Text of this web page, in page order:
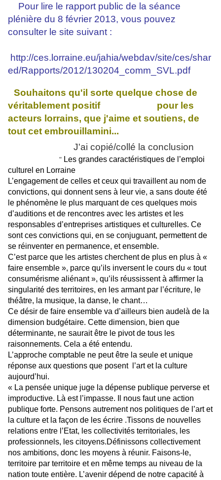
Pour lire le rapport public de la séance
plénière du 8 février 2013, vous pouvez
consulter le site suivant :
http://ces.lorraine.eu/jahia/webdav/site/ces/shar
ed/Rapports/2012/130204_comm_SVL.pdf
Souhaitons qu'il sorte quelque chose de
véritablement positif
pour les
acteurs lorrains, que j'aime et soutiens, de
tout cet embrouillamini...
J'ai copié/collé la conclusion
" Les grandes caractéristiques de l’emploi
culturel en Lorraine
L’engagement de celles et ceux qui travaillent au nom de
convictions, qui donnent sens à leur vie, a sans doute été
le phénomène le plus marquant de ces quelques mois
d’auditions et de rencontres avec les artistes et les
responsables d’entreprises artistiques et culturelles. Ce
sont ces convictions qui, en se conjuguant, permettent de
se réinventer en permanence, et ensemble.
C’est parce que les artistes cherchent de plus en plus à «
faire ensemble », parce qu’ils inversent le cours du « tout
consumérisme aliénant », qu’ils réussissent à affirmer la
singularité des territoires, en les armant par l’écriture, le
théâtre, la musique, la danse, le chant…
Ce désir de faire ensemble va d’ailleurs bien audelà de la
dimension budgétaire. Cette dimension, bien que
déterminante, ne saurait être le pivot de tous les
raisonnements. Cela a été entendu.
L’approche comptable ne peut être la seule et unique
réponse aux questions que posent l’art et la culture
aujourd’hui.
« La pensée unique juge la dépense publique perverse et
improductive. Là est l’impasse. Il nous faut une action
publique forte. Pensons autrement nos politiques de l’art et
la culture et la façon de les écrire .Tissons de nouvelles
relations entre l’Etat, les collectivités territoriales, les
professionnels, les citoyens.Définissons collectivement
nos ambitions, donc les moyens à réunir. Faisons-le,
territoire par territoire et en même temps au niveau de la
nation toute entière. L’avenir dépend de notre capacité à